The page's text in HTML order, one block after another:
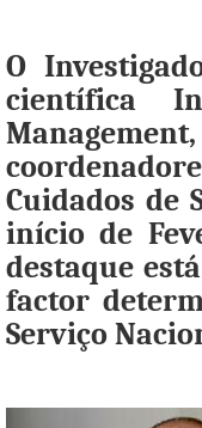
O
científica
Cuidados de
início de
destaque
factor
Serviço